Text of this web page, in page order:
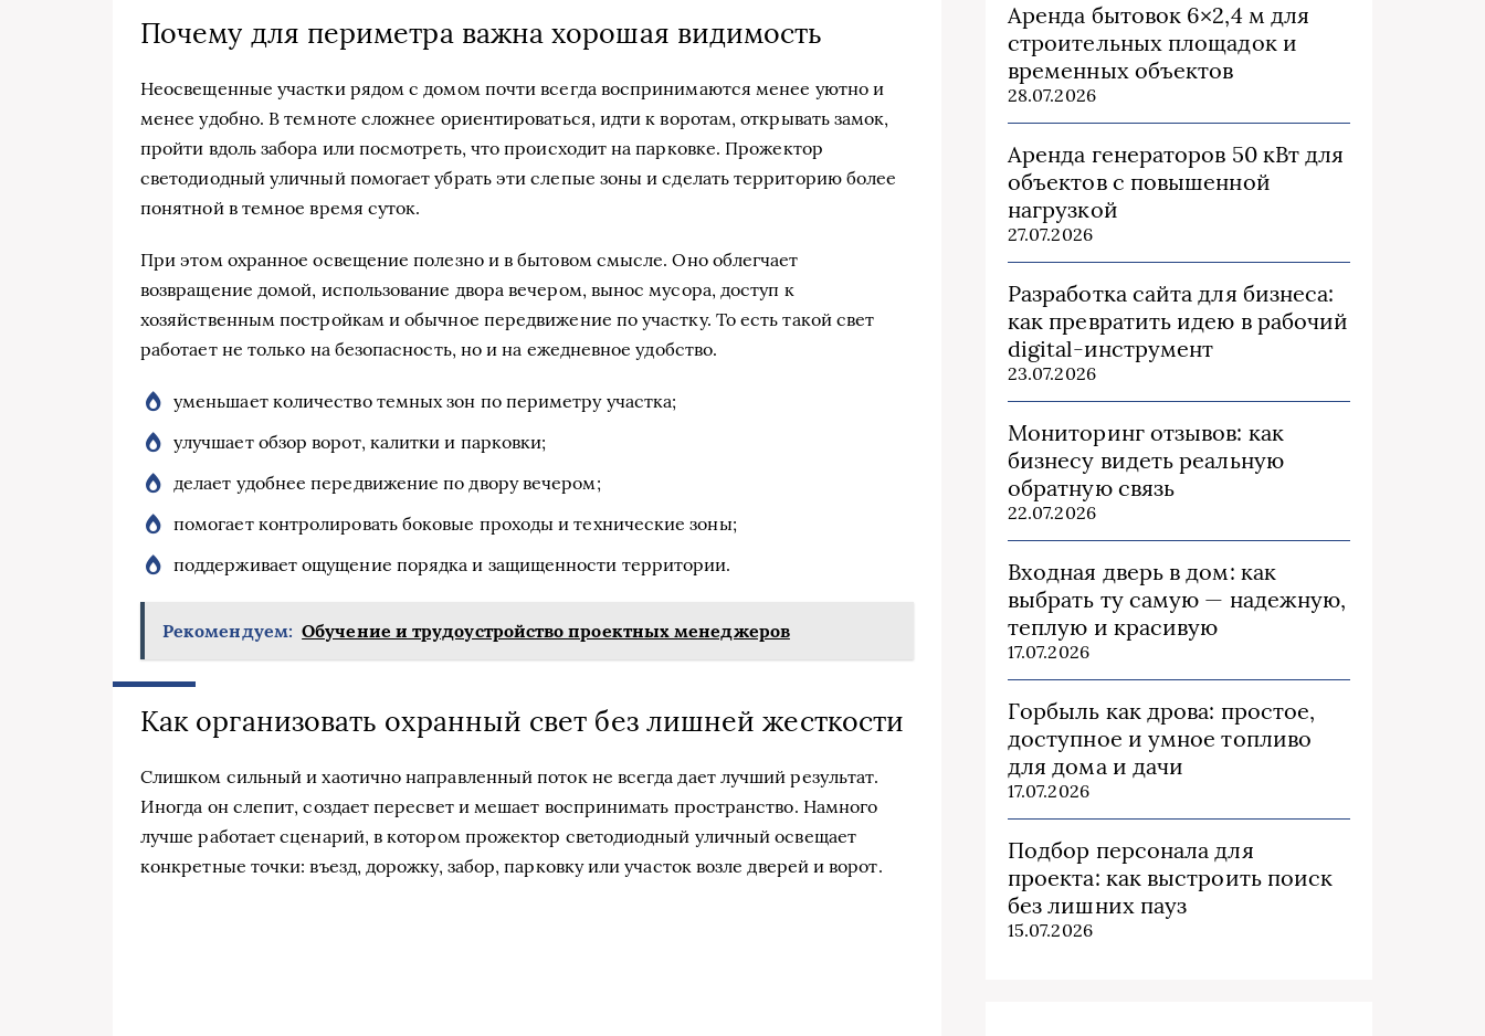
Почему для периметра важна хорошая видимость
Неосвещенные участки рядом с домом почти всегда воспринимаются менее уютно и
менее удобно. В темноте сложнее ориентироваться, идти к воротам, открывать замок,
пройти вдоль забора или посмотреть, что происходит на парковке. Прожектор
светодиодный уличный помогает убрать эти слепые зоны и сделать территорию более
понятной в темное время суток.
При этом охранное освещение полезно и в бытовом смысле. Оно облегчает
возвращение домой, использование двора вечером, вынос мусора, доступ к
хозяйственным постройкам и обычное передвижение по участку. То есть такой свет
работает не только на безопасность, но и на ежедневное удобство.
уменьшает количество темных зон по периметру участка;
улучшает обзор ворот, калитки и парковки;
делает удобнее передвижение по двору вечером;
помогает контролировать боковые проходы и технические зоны;
поддерживает ощущение порядка и защищенности территории.
Рекомендуем: Обучение и трудоустройство проектных менеджеров
Как организовать охранный свет без лишней жесткости
Слишком сильный и хаотично направленный поток не всегда дает лучший результат.
Иногда он слепит, создает пересвет и мешает воспринимать пространство. Намного
лучше работает сценарий, в котором прожектор светодиодный уличный освещает
конкретные точки: въезд, дорожку, забор, парковку или участок возле дверей и ворот.
Аренда бытовок 6×2,4 м для
строительных площадок и
временных объектов
28.07.2026
Аренда генераторов 50 кВт для
объектов с повышенной
нагрузкой
27.07.2026
Разработка сайта для бизнеса:
как превратить идею в рабочий
digital-инструмент
23.07.2026
Мониторинг отзывов: как
бизнесу видеть реальную
обратную связь
22.07.2026
Входная дверь в дом: как
выбрать ту самую — надежную,
теплую и красивую
17.07.2026
Горбыль как дрова: простое,
доступное и умное топливо
для дома и дачи
17.07.2026
Подбор персонала для
проекта: как выстроить поиск
без лишних пауз
15.07.2026